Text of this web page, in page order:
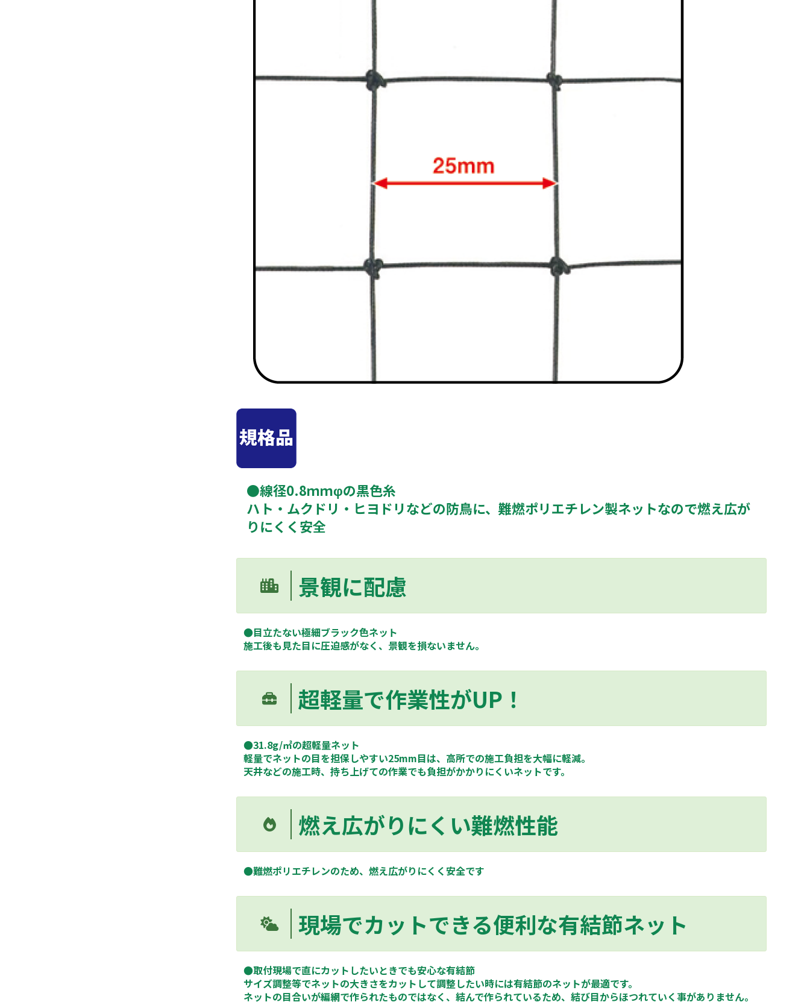
●線径0.8ｍｍφの黒色糸
ハト・ムクドリ・ヒヨドリなどの防鳥に、難燃ポリエチレン製ネットなので燃え広が
りにくく安全
景観に配慮
●目立たない極細ブラック色ネット
施工後も見た目に圧迫感がなく、景観を損ないません。
超軽量で作業性がUP！
●31.8g/㎡の超軽量ネット
軽量でネットの目を担保しやすい25mm目は、高所での施工負担を大幅に軽減。
天井などの施工時、持ち上げての作業でも負担がかかりにくいネットです。
燃え広がりにくい難燃性能
●難燃ポリエチレンのため、燃え広がりにくく安全です
現場でカットできる便利な有結節ネット
●取付現場で直にカットしたいときでも安心な有結節
サイズ調整等でネットの大きさをカットして調整したい時には有結節のネットが最適です。
ネットの目合いが編網で作られたものではなく、結んで作られているため、結び目からほつれていく事がありません。